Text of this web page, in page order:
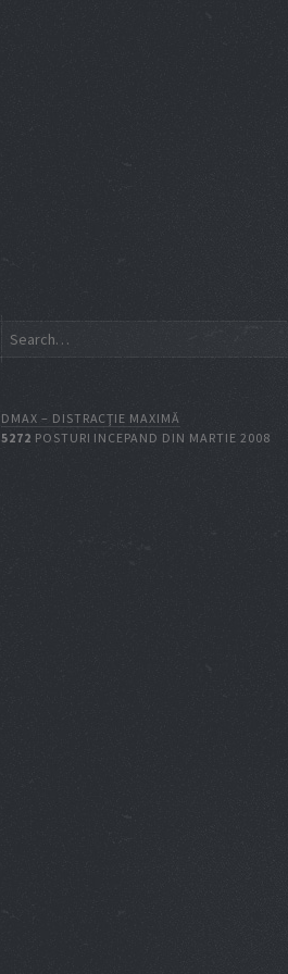
DMAX – DISTRACŢIE MAXIMĂ
5272 POSTURI INCEPAND DIN MARTIE 2008